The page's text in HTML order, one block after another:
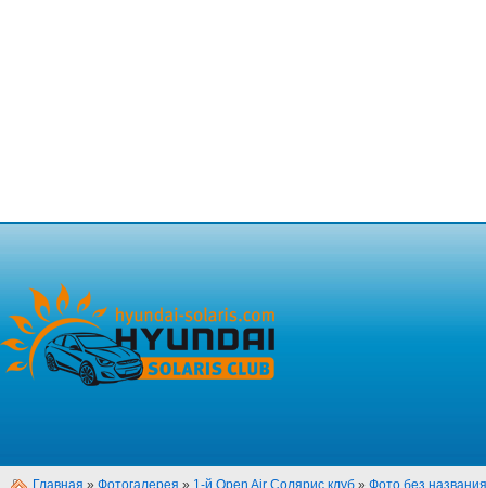
Главная » Фотогалерея » 1-й Open Air Солярис клуб » Фото без названия